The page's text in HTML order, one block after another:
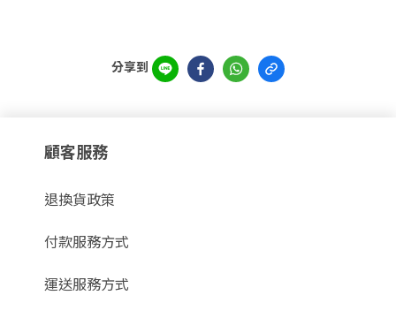
分享到
顧客服務
退換貨政策
付款服務方式
運送服務方式